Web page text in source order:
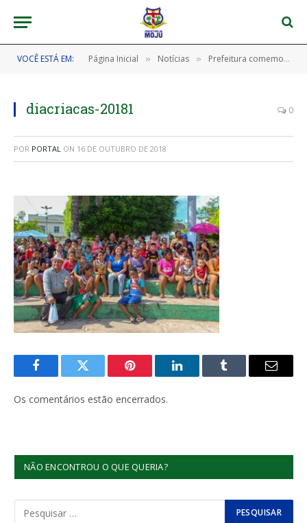
VOCÊ ESTÁ EM: Página Inicial » Notícias » Prefeitura comemora dia das crianças com muita alegria.
diacriacas-20181 0
POR PORTAL ON 16 DE OUTUBRO DE 2018
FacebookTwitter Pinterest LinkedInTumblr
E-
Os comentários estão encerrados.
NÃO ENCONTROU O QUE QUERIA?